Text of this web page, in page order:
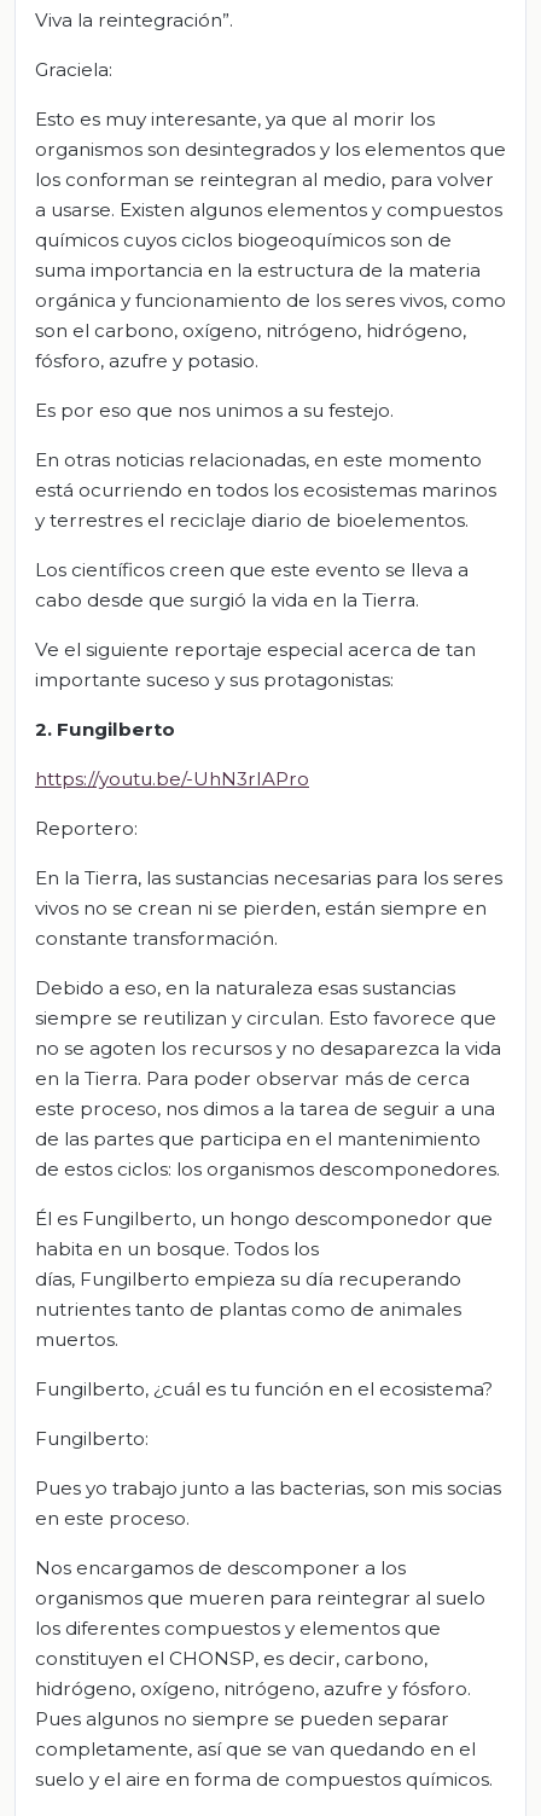
Viva la reintegración”.
Graciela:
Esto es muy interesante, ya que al morir los
organismos son desintegrados y los elementos que
los conforman se reintegran al medio, para volver
a usarse. Existen algunos elementos y compuestos
químicos cuyos ciclos biogeoquímicos son de
suma importancia en la estructura de la materia
orgánica y funcionamiento de los seres vivos, como
son el carbono, oxígeno, nitrógeno, hidrógeno,
fósforo, azufre y potasio.
Es por eso que nos unimos a su festejo.
En otras noticias relacionadas, en este momento
está ocurriendo en todos los ecosistemas marinos
y terrestres el reciclaje diario de bioelementos.
Los científicos creen que este evento se lleva a
cabo desde que surgió la vida en la Tierra.
Ve el siguiente reportaje especial acerca de tan
importante suceso y sus protagonistas:
2. Fungilberto
https://youtu.be/-UhN3rIAPro
Reportero:
En la Tierra, las sustancias necesarias para los seres
vivos no se crean ni se pierden, están siempre en
constante transformación.
Debido a eso, en la naturaleza esas sustancias
siempre se reutilizan y circulan. Esto favorece que
no se agoten los recursos y no desaparezca la vida
en la Tierra. Para poder observar más de cerca
este proceso, nos dimos a la tarea de seguir a una
de las partes que participa en el mantenimiento
de estos ciclos: los organismos descomponedores.
Él es Fungilberto, un hongo descomponedor que
habita en un bosque. Todos los
días, Fungilberto empieza su día recuperando
nutrientes tanto de plantas como de animales
muertos.
Fungilberto, ¿cuál es tu función en el ecosistema?
Fungilberto:
Pues yo trabajo junto a las bacterias, son mis socias
en este proceso.
Nos encargamos de descomponer a los
organismos que mueren para reintegrar al suelo
los diferentes compuestos y elementos que
constituyen el CHONSP, es decir, carbono,
hidrógeno, oxígeno, nitrógeno, azufre y fósforo.
Pues algunos no siempre se pueden separar
completamente, así que se van quedando en el
suelo y el aire en forma de compuestos químicos.